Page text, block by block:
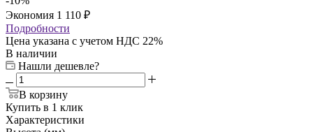
Экономия 1 110 ₽
Подробности
Цена указана с учетом НДС 22%
В наличии
Нашли дешевле?
В корзину
Купить в 1 клик
Характеристики